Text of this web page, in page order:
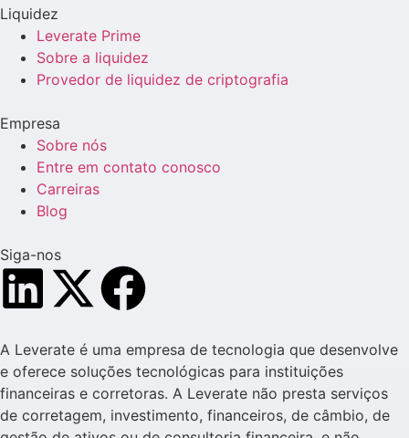
Liquidez
Leverate Prime
Sobre a liquidez
Provedor de liquidez de criptografia
Empresa
Sobre nós
Entre em contato conosco
Carreiras
Blog
Siga-nos
A Leverate é uma empresa de tecnologia que desenvolve
e oferece soluções tecnológicas para instituições
financeiras e corretoras. A Leverate não presta serviços
de corretagem, investimento, financeiros, de câmbio, de